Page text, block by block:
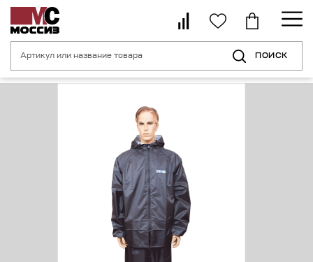
ПОИСК
Главная страница Влагозащитная одежда